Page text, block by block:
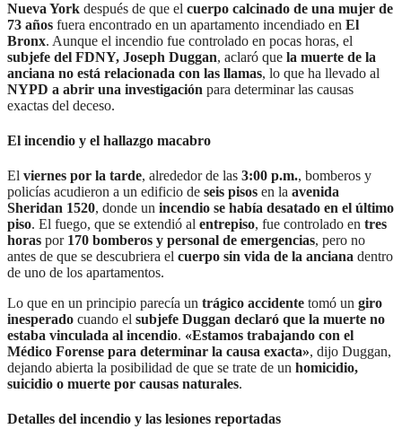
Nueva York después de que el cuerpo calcinado de una mujer de
73 años fuera encontrado en un apartamento incendiado en El
Bronx. Aunque el incendio fue controlado en pocas horas, el
subjefe del FDNY, Joseph Duggan, aclaró que la muerte de la
anciana no está relacionada con las llamas, lo que ha llevado al
NYPD a abrir una investigación para determinar las causas
exactas del deceso.
El incendio y el hallazgo macabro
El viernes por la tarde, alrededor de las 3:00 p.m., bomberos y
policías acudieron a un edificio de seis pisos en la avenida
Sheridan 1520, donde un incendio se había desatado en el último
piso. El fuego, que se extendió al entrepiso, fue controlado en tres
horas por 170 bomberos y personal de emergencias, pero no
antes de que se descubriera el cuerpo sin vida de la anciana dentro
de uno de los apartamentos.
Lo que en un principio parecía un trágico accidente tomó un giro
inesperado cuando el subjefe Duggan declaró que la muerte no
estaba vinculada al incendio. «Estamos trabajando con el
Médico Forense para determinar la causa exacta», dijo Duggan,
dejando abierta la posibilidad de que se trate de un homicidio,
suicidio o muerte por causas naturales.
Detalles del incendio y las lesiones reportadas